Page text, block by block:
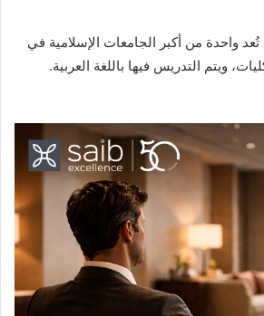
واحدة من أكبر الجامعات الإسلامية في
ويتم التدريس فيها باللغة العربية.